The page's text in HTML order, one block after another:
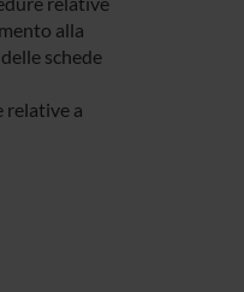
alla
schede
relative a